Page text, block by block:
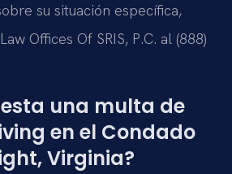
su situación específica,
Offices Of SRIS, P.C. al (888)
una multa de
en el Condado
Virginia?